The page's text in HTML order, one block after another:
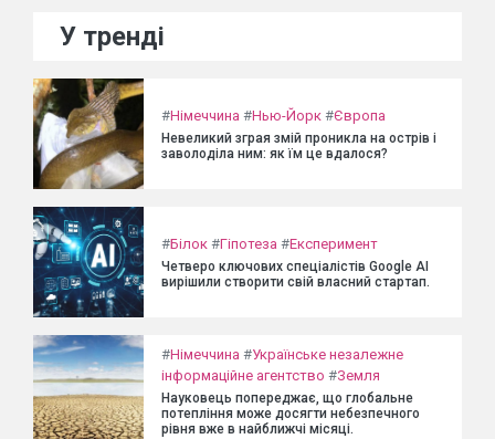
У тренді
#Німеччина #Нью-Йорк #Європа
Невеликий зграя змій проникла на острів і
заволоділа ним: як їм це вдалося?
#Білок #Гіпотеза #Експеримент
Четверо ключових спеціалістів Google AI
вирішили створити свій власний стартап.
#Німеччина #Українське незалежне
інформаційне агентство #Земля
Науковець попереджає, що глобальне
потепління може досягти небезпечного
рівня вже в найближчі місяці.